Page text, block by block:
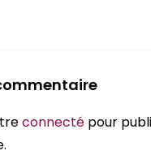
connecté pour